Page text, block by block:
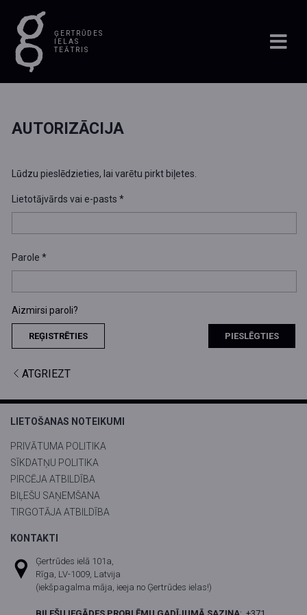
ĢERTRŪDES
IELAS
TEĀTRIS
AUTORIZĀCIJA
Lūdzu pieslēdzieties, lai varētu pirkt biļetes.
Lietotājvārds vai e-pasts *
Parole *
Aizmirsi paroli?
REĢISTRĒTIES PIESLĒGTIES
ATGRIEZT
LIETOŠANAS NOTEIKUMI
PRIVĀTUMA POLITIKA
SĪKDATŅU POLITIKA
PIRCĒJA ATBILDĪBA
BIĻEŠU SAŅEMŠANA
TIRGOTĀJA ATBILDĪBA
KONTAKTI
Ģertrūdes ielā 101a,
Rīga, LV-1009, Latvija
(iekšpagalma māja, ieeja no Ģertrūdes ielas!)